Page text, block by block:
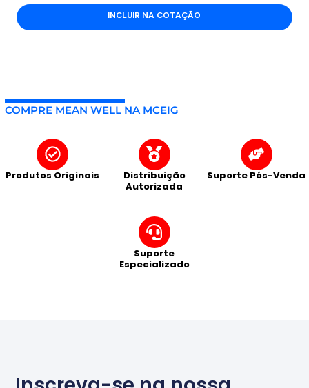
INCLUIR NA COTAÇÃO
COMPRE MEAN WELL NA MCEIG
Produtos Originais
Distribuição
Autorizada
Suporte Pós-Venda
Suporte
Especializado